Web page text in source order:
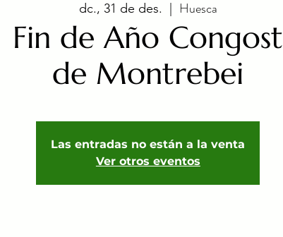
dc., 31 de des. Huesca
Fin de Año Congost
de Montrebei
Las entradas no están a la venta
Ver otros eventos